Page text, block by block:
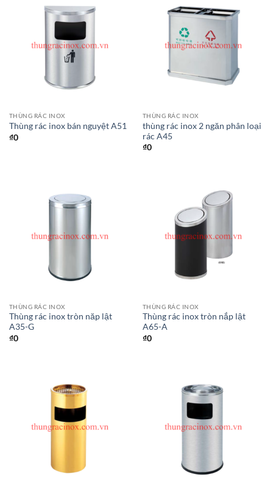
THÙNG RÁC INOX
Thùng rác inox bán nguyệt A51
₫0
THÙNG RÁC INOX
thùng rác inox 2 ngăn phân loại
rác A45
₫0
THÙNG RÁC INOX
Thùng rác inox tròn năp lật
A35-G
₫0
THÙNG RÁC INOX
Thùng rác inox tròn nắp lật
A65-A
₫0